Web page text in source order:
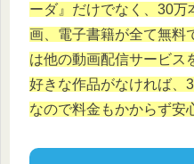
ーダ』だけでなく、30万
画、電子書籍が全て無料
は他の動画配信サービス
好きな作品がなければ、
なので料金もかからず安